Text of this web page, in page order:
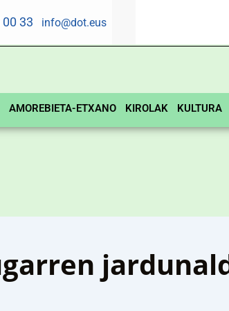
00 33 info@dot.eus
AMOREBIETA-ETXANO KIROLAK KULTURA